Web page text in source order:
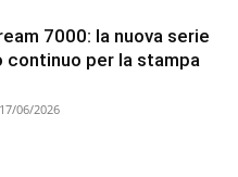
7000: la nuova serie
continuo per la stampa
17/06/2026